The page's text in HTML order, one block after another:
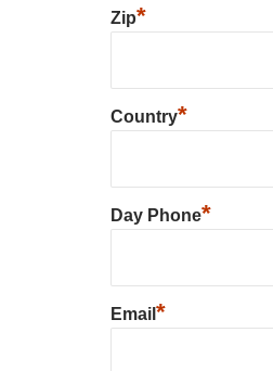
Zip*
Country*
Day Phone*
Email *